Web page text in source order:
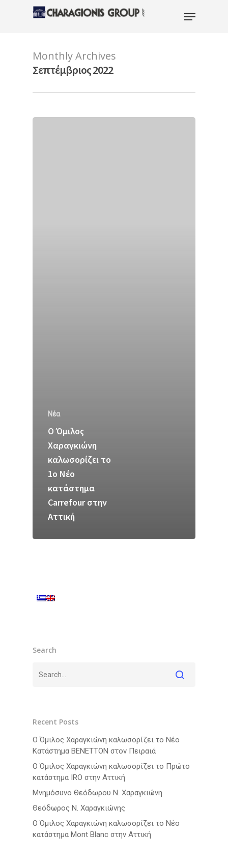
Hit enter to search or ESC to close
Monthly Archives
Σεπτέμβριος 2022
Νέα
Ο Όμιλος
Χαραγκιώνη
καλωσορίζει το
1ο Νέο
κατάστημα
Carrefour στην
Αττική
Search
Recent Posts
Ο Όμιλος Χαραγκιώνη καλωσορίζει το Νέο
Κατάστημα BENETTON στον Πειραιά
Ο Όμιλος Χαραγκιώνη καλωσορίζει το Πρώτο
κατάστημα IRO στην Αττική
Μνημόσυνο Θεόδωρου Ν. Χαραγκιώνη
Θεόδωρος Ν. Χαραγκιώνης
Ο Όμιλος Χαραγκιώνη καλωσορίζει το Νέο
κατάστημα Mont Blanc στην Αττική